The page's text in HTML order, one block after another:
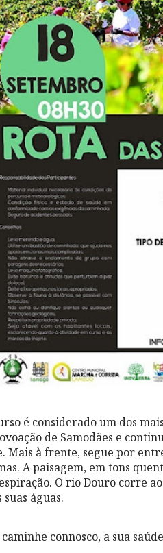
é considerado um dos
de Samodães e
Mais à frente, segue por
A paisagem, em tons
O rio Douro corre
águas.
connosco, a sua